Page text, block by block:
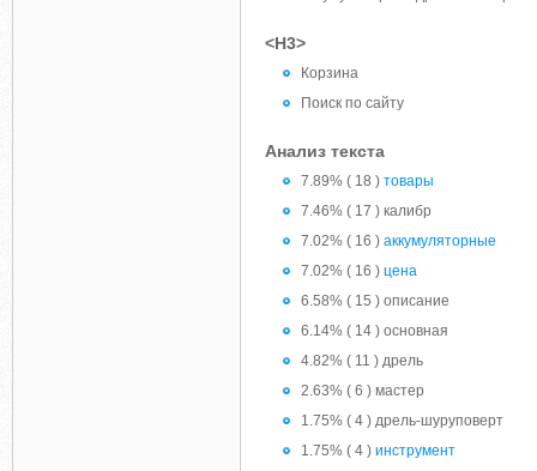
<H3>
Корзина
Поиск по сайту
Анализ текста
7.89% ( 18 ) товары
7.46% ( 17 ) калибр
7.02% ( 16 ) аккумуляторные
7.02% ( 16 ) цена
6.58% ( 15 ) описание
6.14% ( 14 ) основная
4.82% ( 11 ) дрель
2.63% ( 6 ) мастер
1.75% ( 4 ) дрель-шуруповерт
1.75% ( 4 ) инструмент